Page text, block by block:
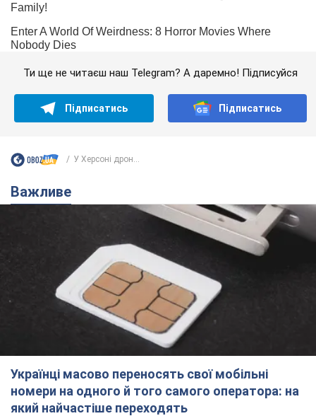
Ти ще не читаєш наш Telegram? А даремно! Підписуйся
Підписатись Підписатись
У Херсоні дрон...
Важливе
Українці масово переносять свої мобільні
номери на одного й того самого оператора: на
який найчастіше переходять